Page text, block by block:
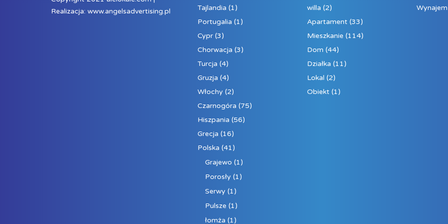
Realizacja: www.angelsadvertising.pl Tajlandia (1)
Portugalia (1)
Cypr(3)
Chorwacja (3)
Turcja (4)
Gruzja (4)
Włochy (2)
Czarnogóra (75)
Hiszpania (56)
Grecja (16)
Polska (41)
Grajewo (1)
Porosły (1)
Serwy (1)
Pulsze (1)
łomża (1)
willa (2)
Apartament(33)
Mieszkanie (114)
Dom (44)
Działka (11)
Lokal (2)
Obiekt(1)
Wynajem